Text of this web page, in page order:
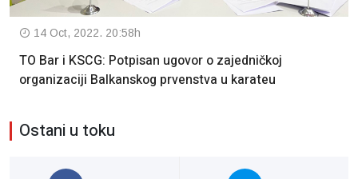
14 Oct, 2022. 20:58h
TO Bar i KSCG: Potpisan ugovor o zajedničkoj
organizaciji Balkanskog prvenstva u karateu
Ostani u toku